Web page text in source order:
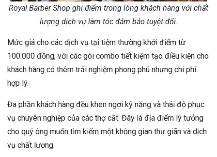
Royal Barber Shop ghi điểm trong lòng khách hàng với chất
lượng dịch vụ làm tóc đảm bảo tuyệt đối.
Mức giá cho các dịch vụ tại tiệm thường khởi điểm từ
100.000 đồng, với các gói combo tiết kiệm tạo điều kiện cho
khách hàng có thêm trải nghiệm phong phú nhưng chi phí
hợp lý.
Đa phần khách hàng đều khen ngợi kỹ năng và thái độ phục
vụ chuyên nghiệp của các thợ cắt. Đây là địa điểm lý tưởng
cho quý ông muốn tìm kiếm một không gian thư giãn và dịch
vụ chất lượng.